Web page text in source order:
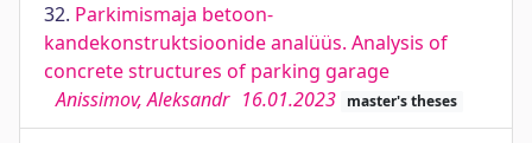
32. Parkimismaja betoon-
kandekonstruktsioonide analüüs. Analysis of
concrete structures of parking garage
Anissimov, Aleksandr 16.01.2023 master's theses